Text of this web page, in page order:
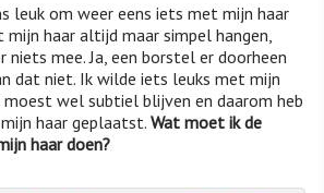
leuk om weer eens iets met mijn haar
haar altijd maar simpel hangen,
niets mee. Ja, een borstel er doorheen
dat niet. Ik wilde iets leuks met mijn
moest wel subtiel blijven en daarom heb
haar geplaatst.Wat moet ik de
haar doen?